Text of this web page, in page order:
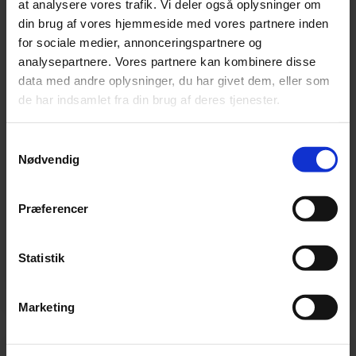
at analysere vores trafik. Vi deler også oplysninger om
din brug af vores hjemmeside med vores partnere inden
for sociale medier, annonceringspartnere og
analysepartnere. Vores partnere kan kombinere disse
data med andre oplysninger, du har givet dem, eller som
de har indsamlet fra din brug af deres tjenester.
Nødvendig
Præferencer
Statistik
Marketing
Skoler kan også blive omfattet af
producentansvar for emballage, når nye
regler træder i kraft i august 2026.
Producentansvar betyder, at den
virksomhed, der anses som producent, har
ansvaret for at finansiere og organisere
registrering, indberetning af
afhænger af deres rolle i værdikæden.